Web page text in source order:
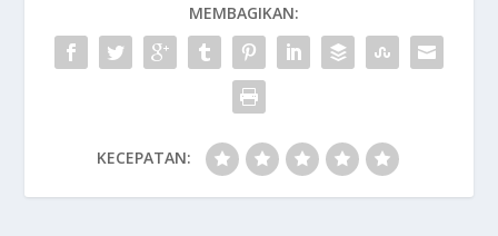
MEMBAGIKAN:
KECEPATAN: